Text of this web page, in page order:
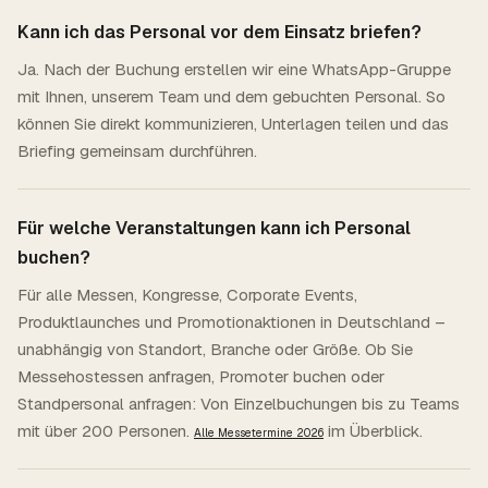
Kann ich das Personal vor dem Einsatz briefen?
Ja. Nach der Buchung erstellen wir eine WhatsApp-Gruppe
mit Ihnen, unserem Team und dem gebuchten Personal. So
können Sie direkt kommunizieren, Unterlagen teilen und das
Briefing gemeinsam durchführen.
Für welche Veranstaltungen kann ich Personal
buchen?
Für alle Messen, Kongresse, Corporate Events,
Produktlaunches und Promotionaktionen in Deutschland –
unabhängig von Standort, Branche oder Größe. Ob Sie
Messehostessen anfragen, Promoter buchen oder
Standpersonal anfragen: Von Einzelbuchungen bis zu Teams
mit über 200 Personen. Alle Messetermine 2026 im Überblick.